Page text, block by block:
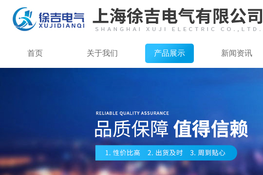
首页 关于我们 产品展示 新闻资讯